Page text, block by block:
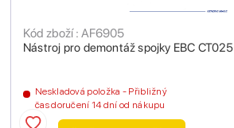
Nástroj pro demontáž spojky EBC CT025
Kód zboží : AF6905
Neskladová položka - Přibližný
čas doručení 14 dní od nákupu